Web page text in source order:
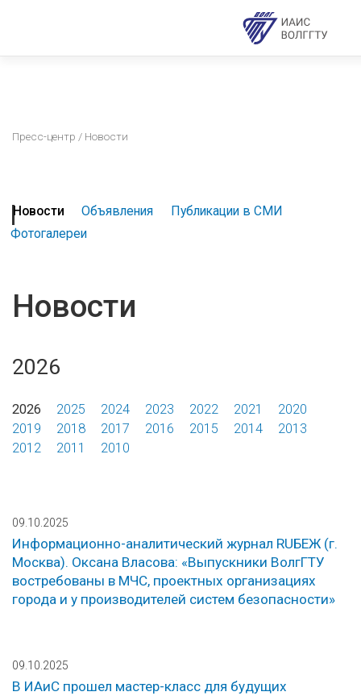
Пресс-центр / Новости
Новости Объявления
Публикации в СМИ
Фотогалереи
Новости
2026
2026 2025 2024 2023 2022 2021
2020
2019
2018 2017 2016 2015 2014
2013
2012
2011 2010
09.10.2025
Информационно-аналитический журнал RUБЕЖ (г.
Москва). Оксана Власова: «Выпускники ВолгГТУ
востребованы в МЧС, проектных организациях
города и у производителей систем безопасности»
09.10.2025
В ИАиС прошел мастер-класс для будущих